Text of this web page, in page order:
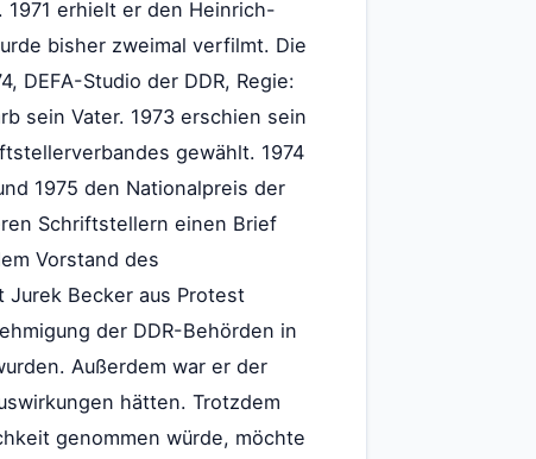
erhielt er den Heinrich-
bisher zweimal verfilmt. Die
DEFA-Studio der DDR, Regie:
sein Vater. 1973 erschien sein
gewählt. 1974
1975 den Nationalpreis der
Schriftstellern einen Brief
Vorstand des
Jurek Becker aus Protest
der DDR-Behörden in
Außerdem war er der
hätten. Trotzdem
genommen würde, möchte